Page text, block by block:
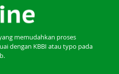
memudahkan proses
dengan KBBI atau typo pada